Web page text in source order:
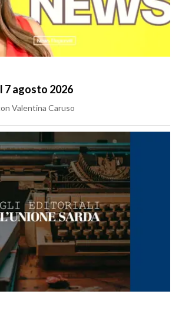
7 agosto 2026
Valentina Caruso